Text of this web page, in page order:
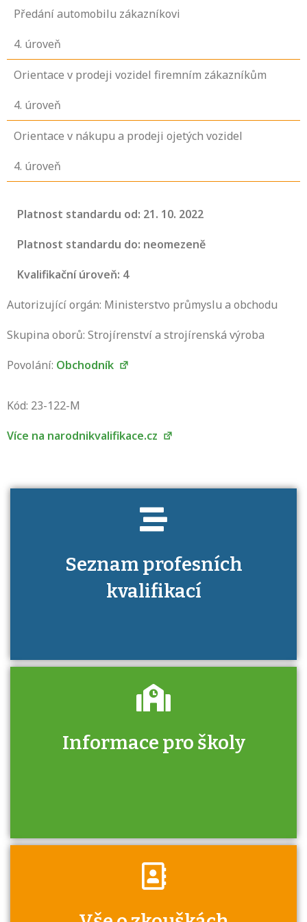
Předání automobilu zákazníkovi
4. úroveň
Orientace v prodeji vozidel firemním zákazníkům
4. úroveň
Orientace v nákupu a prodeji ojetých vozidel
4. úroveň
Platnost standardu od: 21. 10. 2022
Platnost standardu do: neomezeně
Kvalifikační úroveň: 4
Autorizující orgán: Ministerstvo průmyslu a obchodu
Skupina oborů: Strojírenství a strojírenská výroba
Povolání: Obchodník
Kód: 23-122-M
Více na narodnikvalifikace.cz
Seznam profesních
kvalifikací
Víte, jaké dovednosti musíte pro danou
Informace pro školy
Zjistěte, jak se přihlásit ke zkoušce a kde